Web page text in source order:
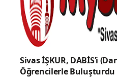
Sivas İŞKUR, DABİS’i
Öğrencilerle Buluşturdu